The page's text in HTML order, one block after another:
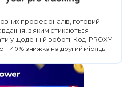
професіоналів, готовий
з яким стикаються
у щоденній роботі. Код IPROXY:
+ 40% знижка на другий місяць.